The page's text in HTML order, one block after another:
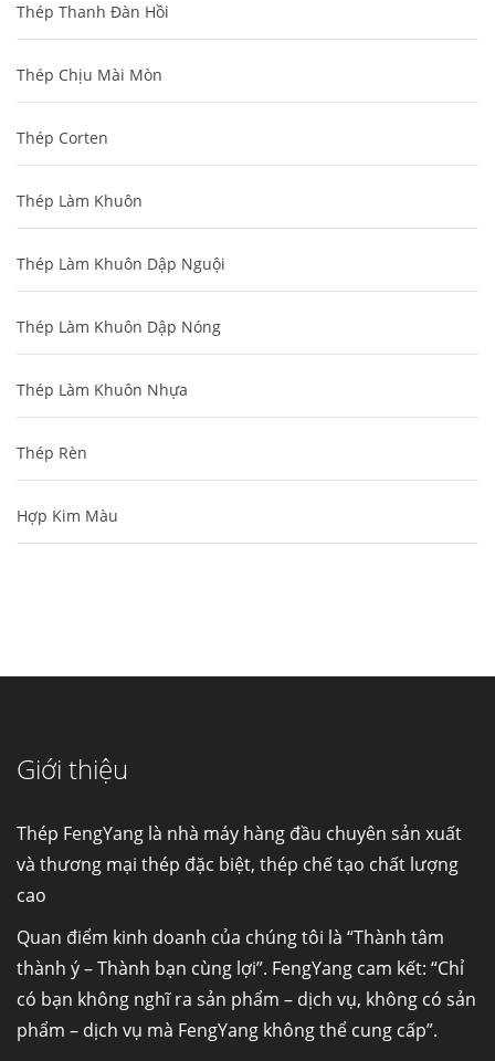
Thép Thanh Đàn Hồi
Thép Chịu Mài Mòn
Thép Corten
Thép Làm Khuôn
Thép Làm Khuôn Dập Nguội
Thép Làm Khuôn Dập Nóng
Thép Làm Khuôn Nhựa
Thép Rèn
Hợp Kim Màu
Giới thiệu
Thép FengYang là nhà máy hàng đầu chuyên sản xuất
và thương mại thép đặc biệt, thép chế tạo chất lượng
cao
Quan điểm kinh doanh của chúng tôi là “Thành tâm
thành ý – Thành bạn cùng lợi”. FengYang cam kết: “Chỉ
có bạn không nghĩ ra sản phẩm – dịch vụ, không có sản
phẩm – dịch vụ mà FengYang không thể cung cấp”.
máy...
Hợp kim N06625 là hợp kim chịu
nhiệt,...
Mua inox ở đâu chất lượng giá tốt? Gọi ngay